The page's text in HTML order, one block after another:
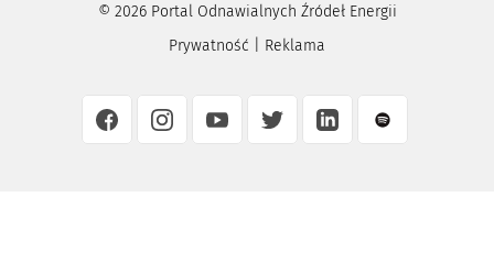
© 2026Portal Odnawialnych Źródeł Energii
Prywatność
Reklama